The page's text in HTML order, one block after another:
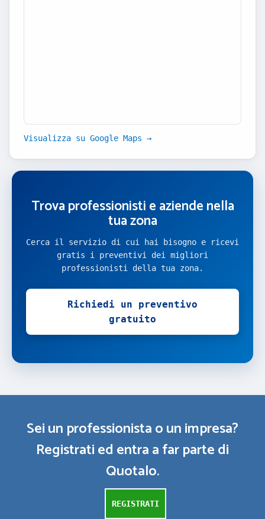
Visualizza su Google Maps →
Trova professionisti e aziende nella
tua zona
Cerca il servizio di cui hai bisogno e ricevi
gratis i preventivi dei migliori
professionisti della tua zona.
Richiedi un preventivo
gratuito
Sei un professionista o un impresa?
Registrati ed entra a far parte di
Quotalo.
REGISTRATI